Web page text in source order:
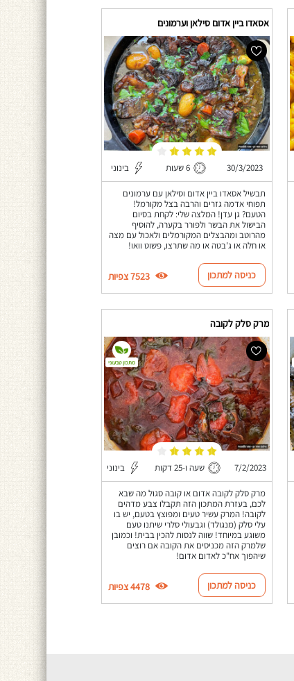
אסאדו ביין אדום סילאן וערמונים
30/3/2023 6 שעות בינוני
תבשיל אסאדו ביין אדום וסילאן עם ערמונים
תפוחי אדמה גזרים והרבה בצל מקורמל!
הטעם? גן עדן! המלצה שלי: לקחת בסיום
הבישול את הבשר ולפורר בקערה, להוסיף
מהרוטב ומהבצלים המקורמלים ולאכול עם מצה
או חלה או ג'בטה או מה שתרצו, פשוט וואו!
כניסה למתכון 7523 צפיות
מרק סלק לקובה
7/2/2023 שעה ו-25 דקות בינוני
מרק סלק לקובה אדום או קובה סגול מה שבא
לכם, בעזרת המתכון הזה תקבלו צבע מדהים
לקובה! המרק עשיר טעים ומפוצץ בטעם, יש בו
עלי סלק (מנגולד) וגבעולי סלרי שיתנו טעם
משוגע במיוחד! שווה לנסות להכין בבית! וכמובן
שלמרק הזה מכניסים את הקובה אם רוצים
שיהפוך אח"כ לאדום אדום!
מתכון טבעוני
כניסה למתכון 4478 צפיות